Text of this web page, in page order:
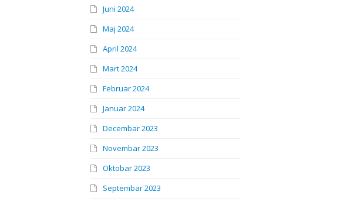
Juni 2024
Maj 2024
April 2024
Mart 2024
Februar 2024
Januar 2024
Decembar 2023
Novembar 2023
Oktobar 2023
Septembar 2023